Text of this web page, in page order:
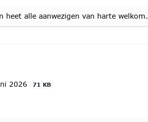
alle aanwezigen van harte welkom.
2026
71 KB